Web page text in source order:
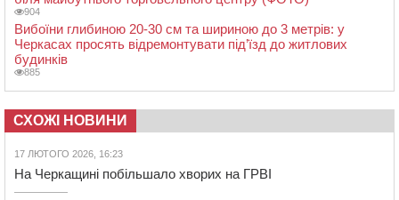
904
Вибоїни глибиною 20-30 см та шириною до 3 метрів: у
Черкасах просять відремонтувати під’їзд до житлових
будинків
885
СХОЖІ НОВИНИ
17 ЛЮТОГО 2026, 16:23
На Черкащині побільшало хворих на ГРВІ